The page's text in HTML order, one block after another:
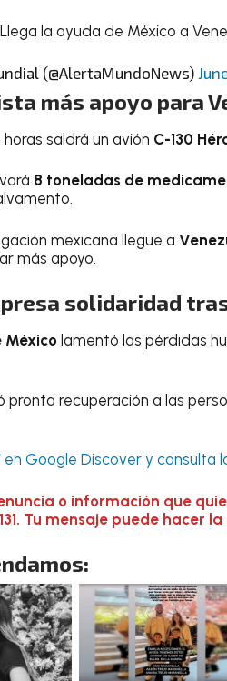
la ayuda de México a
(@AlertaMundoNews)
más apoyo para
horas saldrá un avión C-130
8 toneladas de
mexicana llegue a
más apoyo.
solidaridad
México lamentó las pérdidas
pronta recuperación a las
en Google Discover y consulta
o información que
Tu mensaje puede hacer